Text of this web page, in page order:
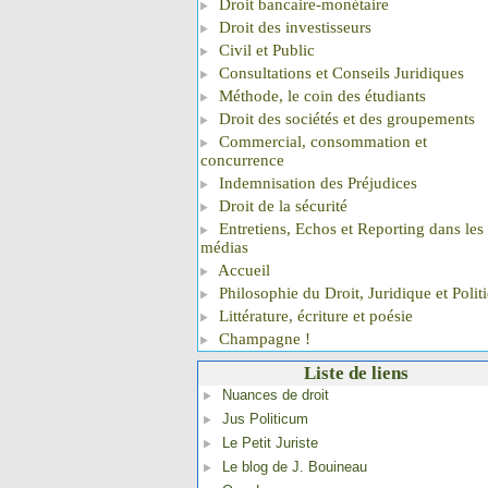
Droit bancaire-monétaire
Droit des investisseurs
Civil et Public
Consultations et Conseils Juridiques
Méthode, le coin des étudiants
Droit des sociétés et des groupements
Commercial, consommation et
concurrence
Indemnisation des Préjudices
Droit de la sécurité
Entretiens, Echos et Reporting dans les
médias
Accueil
Philosophie du Droit, Juridique et
Littérature, écriture et poésie
Champagne !
Liste de liens
Nuances de droit
Jus Politicum
Le Petit Juriste
Le blog de J. Bouineau